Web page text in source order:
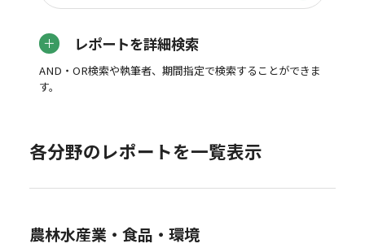
レポートを詳細検索
AND・OR検索や執筆者、期間指定で検索することができま
す。
各分野のレポートを一覧表示
農林水産業・食品・環境